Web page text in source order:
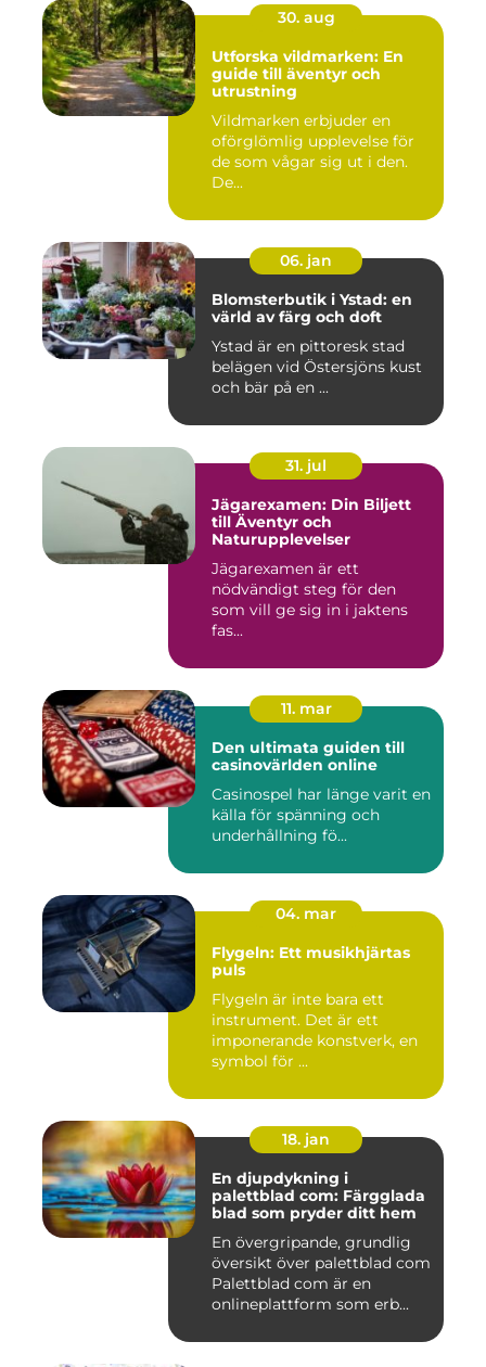
30. aug
Utforska vildmarken: En
guide till äventyr och
utrustning
Vildmarken erbjuder en
oförglömlig upplevelse för
de som vågar sig ut i den.
De...
06. jan
Blomsterbutik i Ystad: en
värld av färg och doft
Ystad är en pittoresk stad
belägen vid Östersjöns kust
och bär på en ...
31. jul
Jägarexamen: Din Biljett
till Äventyr och
Naturupplevelser
Jägarexamen är ett
nödvändigt steg för den
som vill ge sig in i jaktens
fas...
11. mar
Den ultimata guiden till
casinovärlden online
Casinospel har länge varit en
källa för spänning och
underhållning fö...
04. mar
Flygeln: Ett musikhjärtas
puls
Flygeln är inte bara ett
instrument. Det är ett
imponerande konstverk, en
symbol för ...
18. jan
En djupdykning i
palettblad com: Färgglada
blad som pryder ditt hem
En övergripande, grundlig
översikt över palettblad com
Palettblad com är en
onlineplattform som erb...